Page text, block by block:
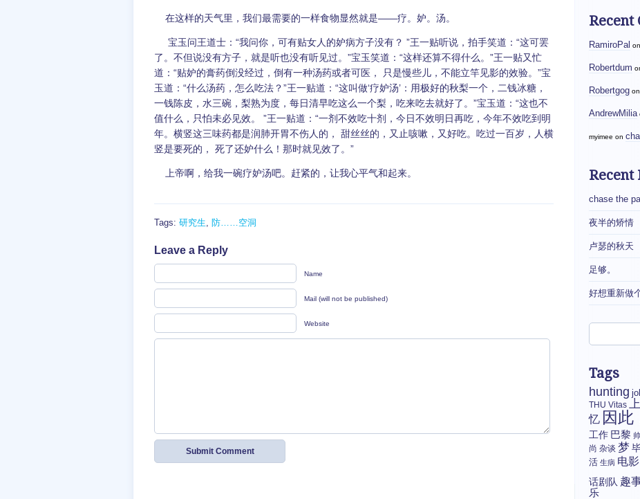
在这样的天气里，我们最需要的一样食物显然就是——疗。妒。汤。
宝玉问王道士：“我问你，可有贴女人的妒病方子没有？ ”王一贴听说，拍手笑道：“这可罢
了。不但说没有方子，就是听也没有听见过。”宝玉笑道：“这样还算不得什么。”王一贴又忙
道：“贴妒的膏药倒没经过，倒有一种汤药或者可医， 只是慢些儿，不能立竿见影的效验。”宝
玉道：“什么汤药，怎么吃法？”王一贴道：“这叫做‘疗妒汤’：用极好的秋梨一个，二钱冰糖，
一钱陈皮，水三碗，梨熟为度，每日清早吃这么一个梨，吃来吃去就好了。”宝玉道：“这也不
值什么，只怕未必见效。 ”王一贴道：“一剂不效吃十剂，今日不效明日再吃，今年不效吃到明
年。横竖这三味药都是润肺开胃不伤人的， 甜丝丝的，又止咳嗽，又好吃。吃过一百岁，人横
竖是要死的， 死了还妒什么！那时就见效了。”
上帝啊，给我一碗疗妒汤吧。赶紧的，让我心平气和起来。
Tags: 研究生, 防……空洞
Leave a Reply
Name
Mail (will not be published)
Website
Recent
RamiroPal on
Robertdum
Robertgog on
AndrewMilia
myimee on
Recent
chase the
夜半的矫情
卢瑟的秋天
足够。
好想重新做
Tags
hunting
THU Vitas
忆 因此
工作 巴黎
尚 杂谈 梦
活 生病 电影
话剧队 趣
乐